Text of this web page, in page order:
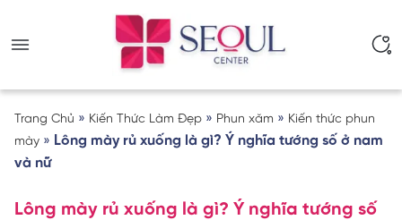
Trang Chủ » Kiến Thức Làm Đẹp » Phun xăm » Kiến thức phun
mày » Lông mày rủ xuống là gì? Ý nghĩa tướng số ở nam
và nữ
Lông mày rủ xuống là gì? Ý nghĩa tướng số